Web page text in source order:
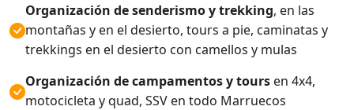
Organización de senderismo y trekking, en las
montañas y en el desierto, tours a pie, caminatas y
trekkings en el desierto con camellos y mulas
Organización de campamentos y tours en 4x4,
motocicleta y quad, SSV en todo Marruecos